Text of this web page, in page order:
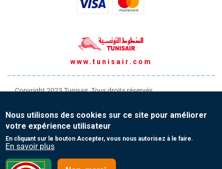
www.tunisair.com
Copyright 2023 Tunisair. Tous droits réservés
Conditions générales de Vente
Protection de vos données personnelles
Nous utilisons des cookies sur ce site pour améliorer
votre expérience utilisateur
En cliquant sur le bouton Accepter, vous nous autorisez à le faire.
En savoir plus